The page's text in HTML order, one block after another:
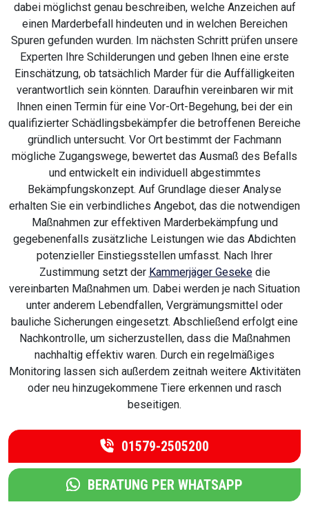
dabei möglichst genau beschreiben, welche Anzeichen auf
einen Marderbefall hindeuten und in welchen Bereichen
Spuren gefunden wurden. Im nächsten Schritt prüfen unsere
Experten Ihre Schilderungen und geben Ihnen eine erste
Einschätzung, ob tatsächlich Marder für die Auffälligkeiten
verantwortlich sein könnten. Daraufhin vereinbaren wir mit
Ihnen einen Termin für eine Vor-Ort-Begehung, bei der ein
qualifizierter Schädlingsbekämpfer die betroffenen Bereiche
gründlich untersucht. Vor Ort bestimmt der Fachmann
mögliche Zugangswege, bewertet das Ausmaß des Befalls
und entwickelt ein individuell abgestimmtes
Bekämpfungskonzept. Auf Grundlage dieser Analyse
erhalten Sie ein verbindliches Angebot, das die notwendigen
Maßnahmen zur effektiven Marderbekämpfung und
gegebenenfalls zusätzliche Leistungen wie das Abdichten
potenzieller Einstiegsstellen umfasst. Nach Ihrer
Zustimmung setzt der Kammerjäger Gesekedie
vereinbarten Maßnahmen um. Dabei werden je nach Situation
unter anderem Lebendfallen, Vergrämungsmittel oder
bauliche Sicherungen eingesetzt. Abschließend erfolgt eine
Nachkontrolle, um sicherzustellen, dass die Maßnahmen
nachhaltig effektiv waren. Durch ein regelmäßiges
Monitoring lassen sich außerdem zeitnah weitere Aktivitäten
oder neu hinzugekommene Tiere erkennen und rasch
beseitigen.
01579-2505200
BERATUNG PER WHATSAPP